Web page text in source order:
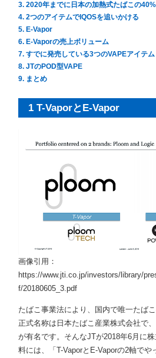
3. 2020年までに日本の加熱式たばこの
4. 2つのアイテムでIQOSを追いかける
5. E-Vapor
6. E-Vaporの売上ボリューム
7. すでに発売している3つのVAPEアイテム
8. JTのPOD型VAPE
9. まとめ
1 T-VaporとE-Vapor
画像引用：
https://www.jti.co.jp/investors/library/
f/20180605_3.pdf
たばこ事業法により、国内で唯一たば
正式名称は日本たばこ産業株式会社で
が有名です。そんなJTが2018年6月に
料には、「T-VaporとE-Vaporの2軸でや